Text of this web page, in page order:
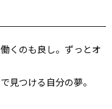
くのも良し。ずっとオ
見つける自分の夢。